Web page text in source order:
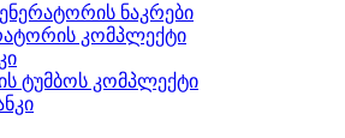
ნაკრები
კომპლექტი
ტუმბოს კომპლექტი